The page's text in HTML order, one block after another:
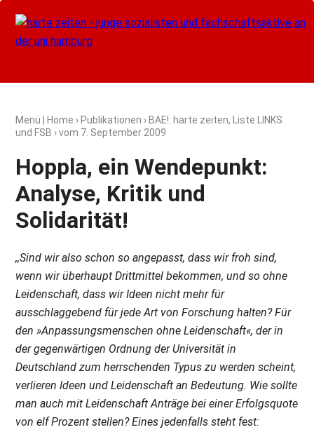
Menü Home › Publikationen › BAE!: harte zeiten, Liste LINKS
und FSB › vom 7. September 2009
Hoppla, ein Wendepunkt:
Analyse, Kritik und
Solidarität!
,,Sind wir also schon so angepasst, dass wir froh sind,
wenn wir überhaupt Drittmittel bekommen, und so ohne
Leidenschaft, dass wir Ideen nicht mehr für
ausschlaggebend für jede Art von Forschung halten? Für
den »Anpassungsmenschen ohne Leidenschaft«, der in
der gegenwärtigen Ordnung der Universität in
Deutschland zum herrschenden Typus zu werden scheint,
verlieren Ideen und Leidenschaft an Bedeutung. Wie sollte
man auch mit Leidenschaft Anträge bei einer Erfolgsquote
von elf Prozent stellen? Eines jedenfalls steht fest: